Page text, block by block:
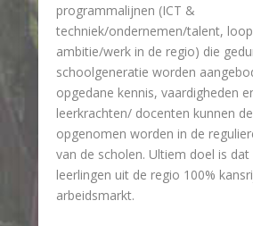
programmalijnen (ICT &
techniek/ondernemen/talent,
ambitie/werk in de regio) die
schoolgeneratie worden
opgedane kennis, vaardigheden
leerkrachten/ docenten kunnen
opgenomen worden in de
van de scholen. Ultiem doel is dat
leerlingen uit de regio 100%
arbeidsmarkt.